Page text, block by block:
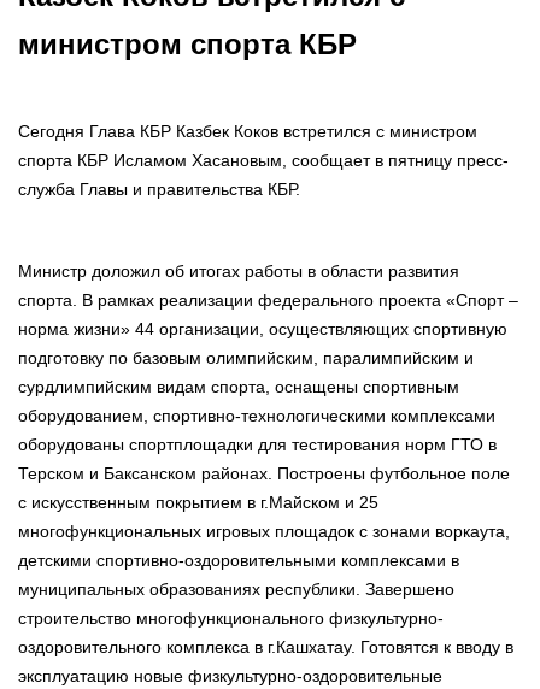
министром спорта КБР
Сегодня Глава КБР Казбек Коков встретился с министром
спорта КБР Исламом Хасановым, сообщает в пятницу пресс-
служба Главы и правительства КБР.
Министр доложил об итогах работы в области развития
спорта. В рамках реализации федерального проекта «Спорт –
норма жизни» 44 организации, осуществляющих спортивную
подготовку по базовым олимпийским, паралимпийским и
сурдлимпийским видам спорта, оснащены спортивным
оборудованием, спортивно-технологическими комплексами
оборудованы спортплощадки для тестирования норм ГТО в
Терском и Баксанском районах. Построены футбольное поле
с искусственным покрытием в г.Майском и 25
многофункциональных игровых площадок с зонами воркаута,
детскими спортивно-оздоровительными комплексами в
муниципальных образованиях республики. Завершено
строительство многофункционального физкультурно-
оздоровительного комплекса в г.Кашхатау. Готовятся к вводу в
эксплуатацию новые физкультурно-оздоровительные